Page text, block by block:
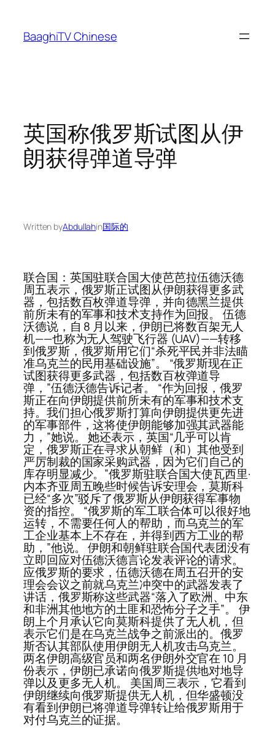
content
BaaghiTV Chinese
英国称俄罗斯试图从伊
朗获得弹道导弹
Written byAbdullahin国际的
联合国：英国驻联合国大使芭芭拉伍德沃德
周五表示，俄罗斯正试图从伊朗获得更多武
器，包括数百枚弹道导弹，并向德黑兰提供
前所未有的军事和技术支持作为回报。 伍德
沃德说，自 8 月以来，伊朗已将数百架无人
机——也称为无人驾驶飞行器 (UAV)——转移
到俄罗斯，俄罗斯用它们“杀死平民并非法瞄
准乌克兰的民用基础设施”。 “俄罗斯现在正
试图获得更多武器，包括数百枚弹道导
弹，”伍德沃德告诉记者。 “作为回报，俄罗
斯正在向伊朗提供前所未有的军事和技术支
持。我们担心俄罗斯打算向伊朗提供更先进
的军事部件，这将使伊朗能够加强其武器能
力，”她说。 她还表示，英国“几乎可以肯
定，俄罗斯正在寻求从朝鲜（和）其他受到
严厉制裁的国家采购武器，因为它们自己的
库存明显减少。”俄罗斯驻联合国大使瓦西里·
内本齐亚周五晚些时候告诉安理会，莫斯科
已经“多次”驳斥了俄罗斯从伊朗获得军事物
资的指控。 “俄罗斯的军工联合体可以很好地
运转，不需要任何人的帮助，而乌克兰的军
工企业基本上不存在，并得到西方工业的帮
助，”他说。 伊朗和朝鲜驻联合国代表团没有
立即回应对伍德沃德言论发表评论的请求。
应俄罗斯的要求，伍德沃德在周五召开的安
理会会议之前就乌克兰冲突中的武器发表了
讲话，俄罗斯称这些武器“落入了欧洲、中东
和非洲其他地方的土匪和恐怖分子之手”。 伊
朗上个月承认它向莫斯科提供了无人机，但
表示它们是在乌克兰战争之前派出的。俄罗
斯否认其部队使用伊朗无人机攻击乌克兰。
两名伊朗高级官员和两名伊朗外交官在 10 月
份表示，伊朗已承诺向俄罗斯提供地对地导
弹以及更多无人机。 美国周三表示，它看到
伊朗继续向俄罗斯提供无人机，但华盛顿没
有看到伊朗已将弹道导弹转让给俄罗斯用于
对付乌克兰的证据。